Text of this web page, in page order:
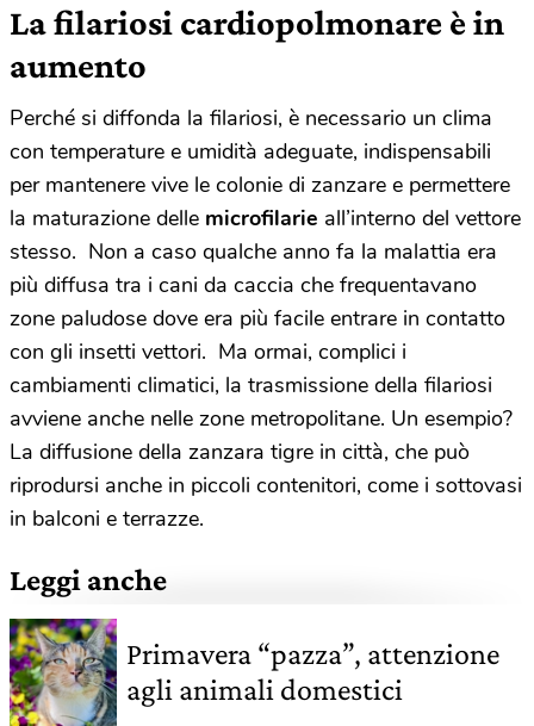
La filariosi cardiopolmonare è in
aumento
Perché si diffonda la filariosi, è necessario un clima
con temperature e umidità adeguate, indispensabili
per mantenere vive le colonie di zanzare e permettere
la maturazione delle microfilarie all’interno del vettore
stesso. Non a caso qualche anno fa la malattia era
più diffusa tra i cani da caccia che frequentavano
zone paludose dove era più facile entrare in contatto
con gli insetti vettori. Ma ormai, complici i
cambiamenti climatici, la trasmissione della filariosi
avviene anche nelle zone metropolitane. Un esempio?
La diffusione della zanzara tigre in città, che può
riprodursi anche in piccoli contenitori, come i sottovasi
in balconi e terrazze.
Leggi anche
Primavera “pazza”, attenzione
agli animali domestici